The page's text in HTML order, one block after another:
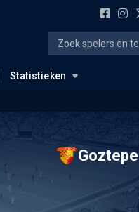
Statistieken
Goztepe